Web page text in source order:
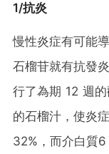
1/抗炎
慢性炎症有可能
石榴苷就有抗發
行了為期 12 週
的石榴汁，使炎
32%，而介白質